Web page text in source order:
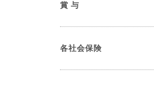
賞 与
各社会保険